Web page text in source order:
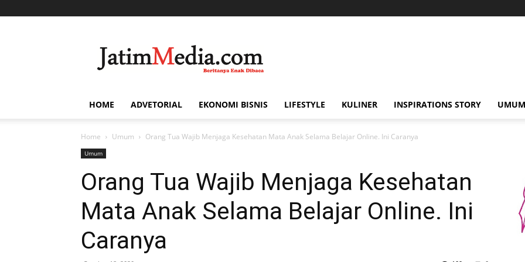
Media
HOME ADVETORIAL EKONOMI BISNIS LIFESTYLE KULINER INSPIRATIONS STORY UMUM
Home Umum Orang Tua Wajib Menjaga Kesehatan Mata Anak Selama Belajar Online. Ini Caranya
Umum
Orang Tua Wajib Menjaga Kesehatan
Mata Anak Selama Belajar Online. Ini
Caranya